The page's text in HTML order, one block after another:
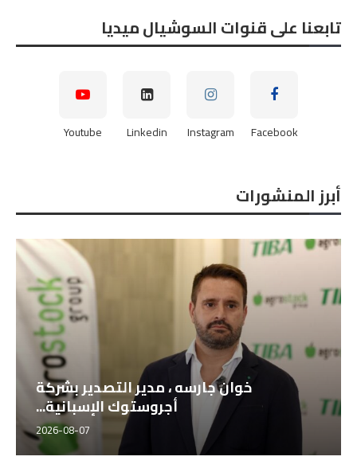
تابعنا على قنوات السوشيال ميديا
Facebook
Instagram
Linkedin
Youtube
أبرز المنشورات
خوان جارسه ، مدير التصدير بشركة
أجروستوك الإسبانية...
2026-08-07